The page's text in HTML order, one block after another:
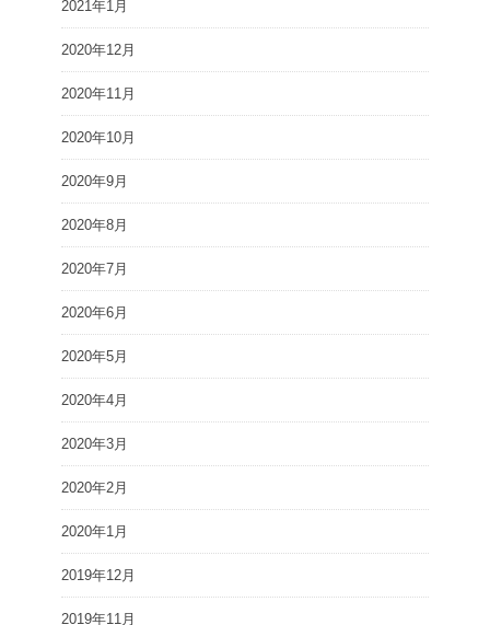
2021年1月
2020年12月
2020年11月
2020年10月
2020年9月
2020年8月
2020年7月
2020年6月
2020年5月
2020年4月
2020年3月
2020年2月
2020年1月
2019年12月
2019年11月